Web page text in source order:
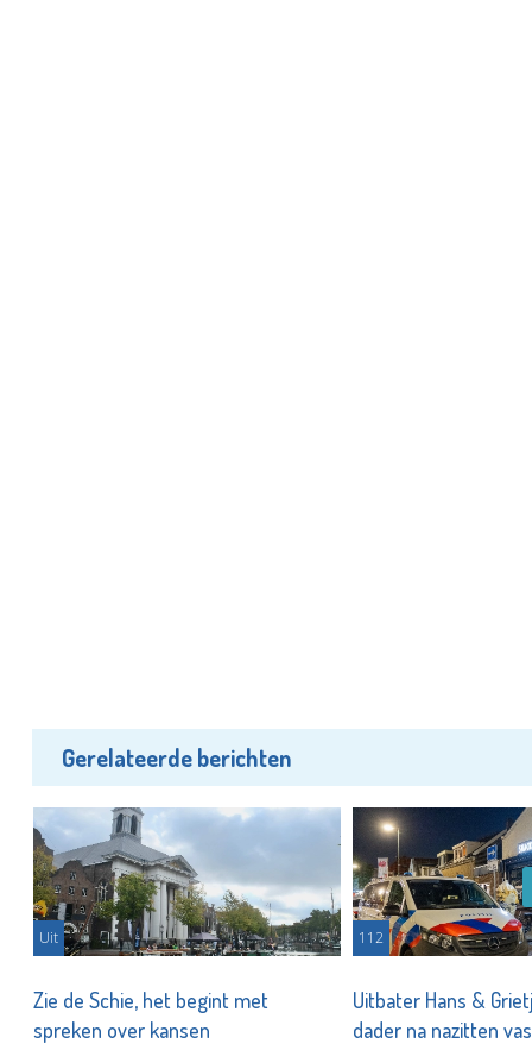
Gerelateerde berichten
Uit
Zie de Schie, het begint met
spreken over kansen
112
Uitbater Hans &
dader na nazitten